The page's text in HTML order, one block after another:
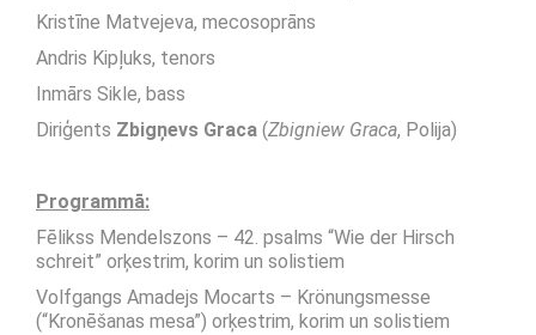
Kristīne Matvejeva, mecosoprāns
Andris Kipļuks, tenors
Inmārs Sikle, bass
Diriģents Zbigņevs Graca (Zbigniew Graca, Polija)
Programmā:
Fēlikss Mendelszons – 42. psalms “Wie der Hirsch
schreit” orķestrim, korim un solistiem
Volfgangs Amadejs Mocarts – Krönungsmesse
(“Kronēšanas mesa”) orķestrim, korim un solistiem